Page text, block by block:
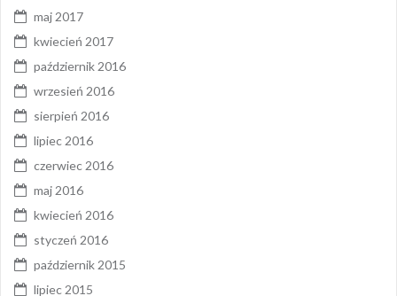
maj 2017
kwiecień 2017
październik 2016
wrzesień 2016
sierpień 2016
lipiec 2016
czerwiec 2016
maj 2016
kwiecień 2016
styczeń 2016
październik 2015
lipiec 2015